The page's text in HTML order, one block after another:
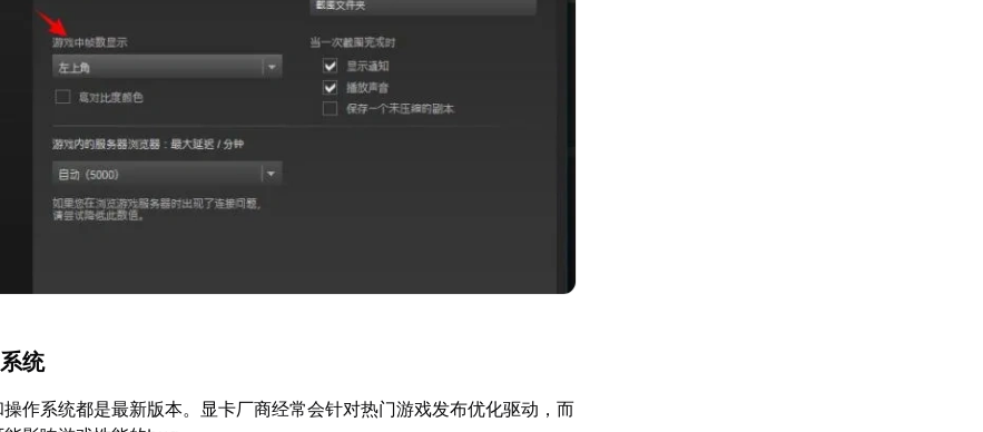
统
作系统都是最新版本。显卡厂商经常会针对热门游戏发布优化驱动，而